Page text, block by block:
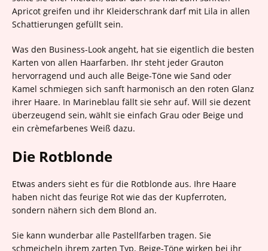
Apricot greifen und ihr Kleiderschrank darf mit Lila in allen
Schattierungen gefüllt sein.
Was den Business-Look angeht, hat sie eigentlich die besten
Karten von allen Haarfarben. Ihr steht jeder Grauton
hervorragend und auch alle Beige-Töne wie Sand oder
Kamel schmiegen sich sanft harmonisch an den roten Glanz
ihrer Haare. In Marineblau fällt sie sehr auf. Will sie dezent
überzeugend sein, wählt sie einfach Grau oder Beige und
ein crèmefarbenes Weiß dazu.
Die Rotblonde
Etwas anders sieht es für die Rotblonde aus. Ihre Haare
haben nicht das feurige Rot wie das der Kupferroten,
sondern nähern sich dem Blond an.
Sie kann wunderbar alle Pastellfarben tragen. Sie
schmeicheln ihrem zarten Typ. Beige-Töne wirken bei ihr